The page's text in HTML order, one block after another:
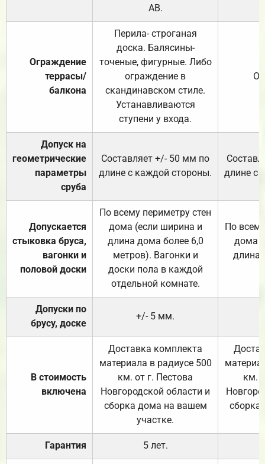
АВ.
Ограждение
террасы/
балкона
Перила- строганая
доска. Балясины-
точеные, фигурные. Либо
ограждение в
скандинавском стиле.
Устанавливаются
ступени у входа.
Допуск на
геометрические
параметры
сруба
Составляет +/- 50 мм по
длине с каждой стороны.
длине с
Допускается
стыковка бруса,
вагонки и
половой доски
По всему периметру стен
дома (если ширина и
длина дома более 6,0
метров). Вагонки и
доски пола в каждой
отдельной комнате.
По
дома
длина
Допуски по
брусу, доске
+/- 5 мм.
В стоимость
включена
Доставка комплекта
материала в радиусе 500
км. от г. Пестова
Новгородской области и
сборка дома на вашем
участке.
км.
Гарантия 5 лет.